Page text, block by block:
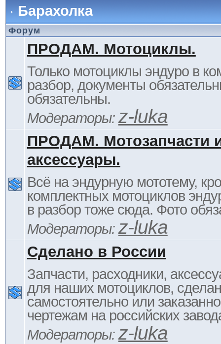
Барахолка
Форум
ПРОДАМ. Мотоциклы.
Только мотоциклы эндуро в
разбор, документы
обязательны.
Модераторы: z-luka
ПРОДАМ. Мотозапчасти
аксессуары.
Всё на эндурную мототему,
комплектных мотоциклов
в разбор тоже сюда. Фото
Модераторы: z-luka
Сделано в России
Запчасти, расходники,
для наших мотоциклов,
самостоятельно или
чертежам на российских
Модераторы: z-luka